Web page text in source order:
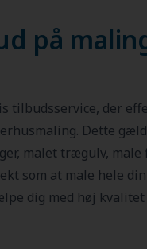
på
tilbudsservice, der
Dette
malet trægulv,
som at male hele
dig med høj